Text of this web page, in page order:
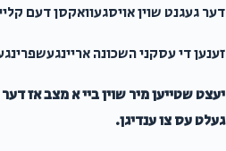
$50.00
דער געגנט שוין אויסגעוואקסן דעם
זענען די עסקני השכונה
יעצט שטייען מיר שוין ביי א מצב אז
געלט עס צו ענדיגן.